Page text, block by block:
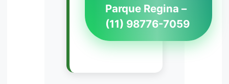
Parque Regina –
(11) 98776-7059